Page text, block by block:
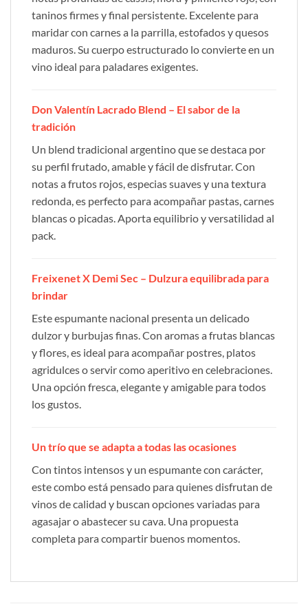
taninos firmes y final persistente. Excelente para
maridar con carnes a la parrilla, estofados y quesos
maduros. Su cuerpo estructurado lo convierte en un
vino ideal para paladares exigentes.
Don Valentín Lacrado Blend – El sabor de la
tradición
Un blend tradicional argentino que se destaca por
su perfil frutado, amable y fácil de disfrutar. Con
notas a frutos rojos, especias suaves y una textura
redonda, es perfecto para acompañar pastas, carnes
blancas o picadas. Aporta equilibrio y versatilidad al
pack.
Freixenet X Demi Sec – Dulzura equilibrada para
brindar
Este espumante nacional presenta un delicado
dulzor y burbujas finas. Con aromas a frutas blancas
y flores, es ideal para acompañar postres, platos
agridulces o servir como aperitivo en celebraciones.
Una opción fresca, elegante y amigable para todos
los gustos.
Un trío que se adapta a todas las ocasiones
Con tintos intensos y un espumante con carácter,
este combo está pensado para quienes disfrutan de
vinos de calidad y buscan opciones variadas para
agasajar o abastecer su cava. Una propuesta
completa para compartir buenos momentos.